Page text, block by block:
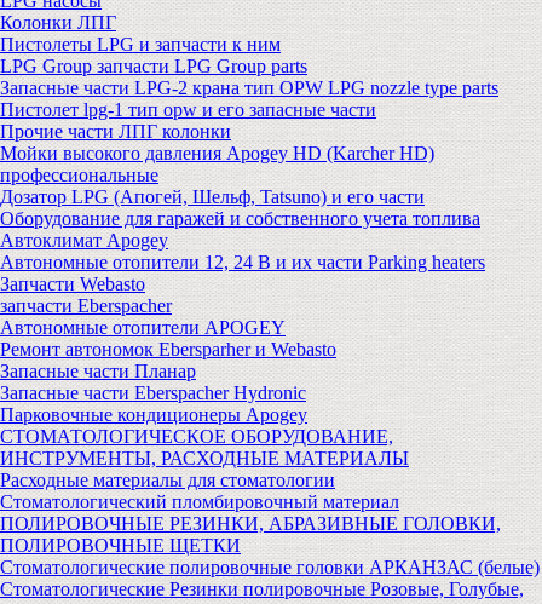
Колонки ЛПГ
Пистолеты LPG и запчасти к ним
LPG Group запчасти LPG Group parts
Запасные части LPG-2 крана тип OPW LPG nozzle type parts
Пистолет lpg-1 тип opw и его запасные части
Прочие части ЛПГ колонки
Мойки высокого давления Apogey HD (Karcher HD)
профессиональные
Дозатор LPG (Апогей, Шельф, Tatsuno) и его части
Оборудование для гаражей и собственного учета топлива
Автоклимат Apogey
Автономные отопители 12, 24 В и их части Parking heaters
Запчасти Webasto
запчасти Eberspacher
Автономные отопители APOGEY
Ремонт автономок Ebersparher и Webasto
Запасные части Планар
Запасные части Eberspacher Hydronic
Парковочные кондиционеры Apogey
СТОМАТОЛОГИЧЕСКОЕ ОБОРУДОВАНИЕ,
ИНСТРУМЕНТЫ, РАСХОДНЫЕ МАТЕРИАЛЫ
Расходные материалы для стоматологии
Стоматологический пломбировочный материал
ПОЛИРОВОЧНЫЕ РЕЗИНКИ, АБРАЗИВНЫЕ ГОЛОВКИ,
ПОЛИРОВОЧНЫЕ ЩЕТКИ
Стоматологические полировочные головки АРКАНЗАС (белые)
Стоматологические Резинки полировочные Розовые, Голубые,